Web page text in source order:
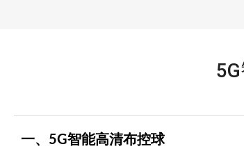
一、5G智能高清布控球